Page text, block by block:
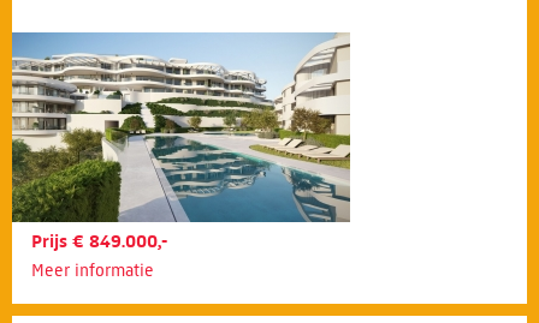
Prijs € 849.000,-
Meer informatie